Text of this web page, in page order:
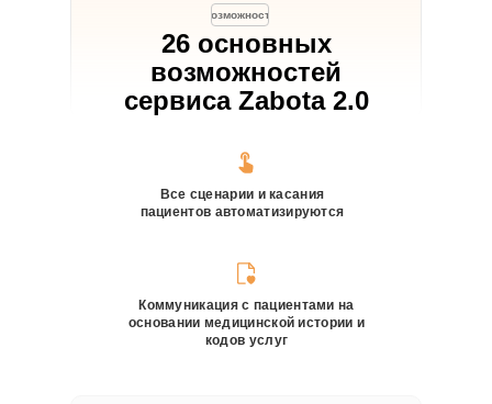
26 основных
возможностей
сервиса Zabota 2.0
Возможности
Все сценарии и касания
пациентов автоматизируются
Коммуникация с пациентами на
основании медицинской истории и
кодов услуг